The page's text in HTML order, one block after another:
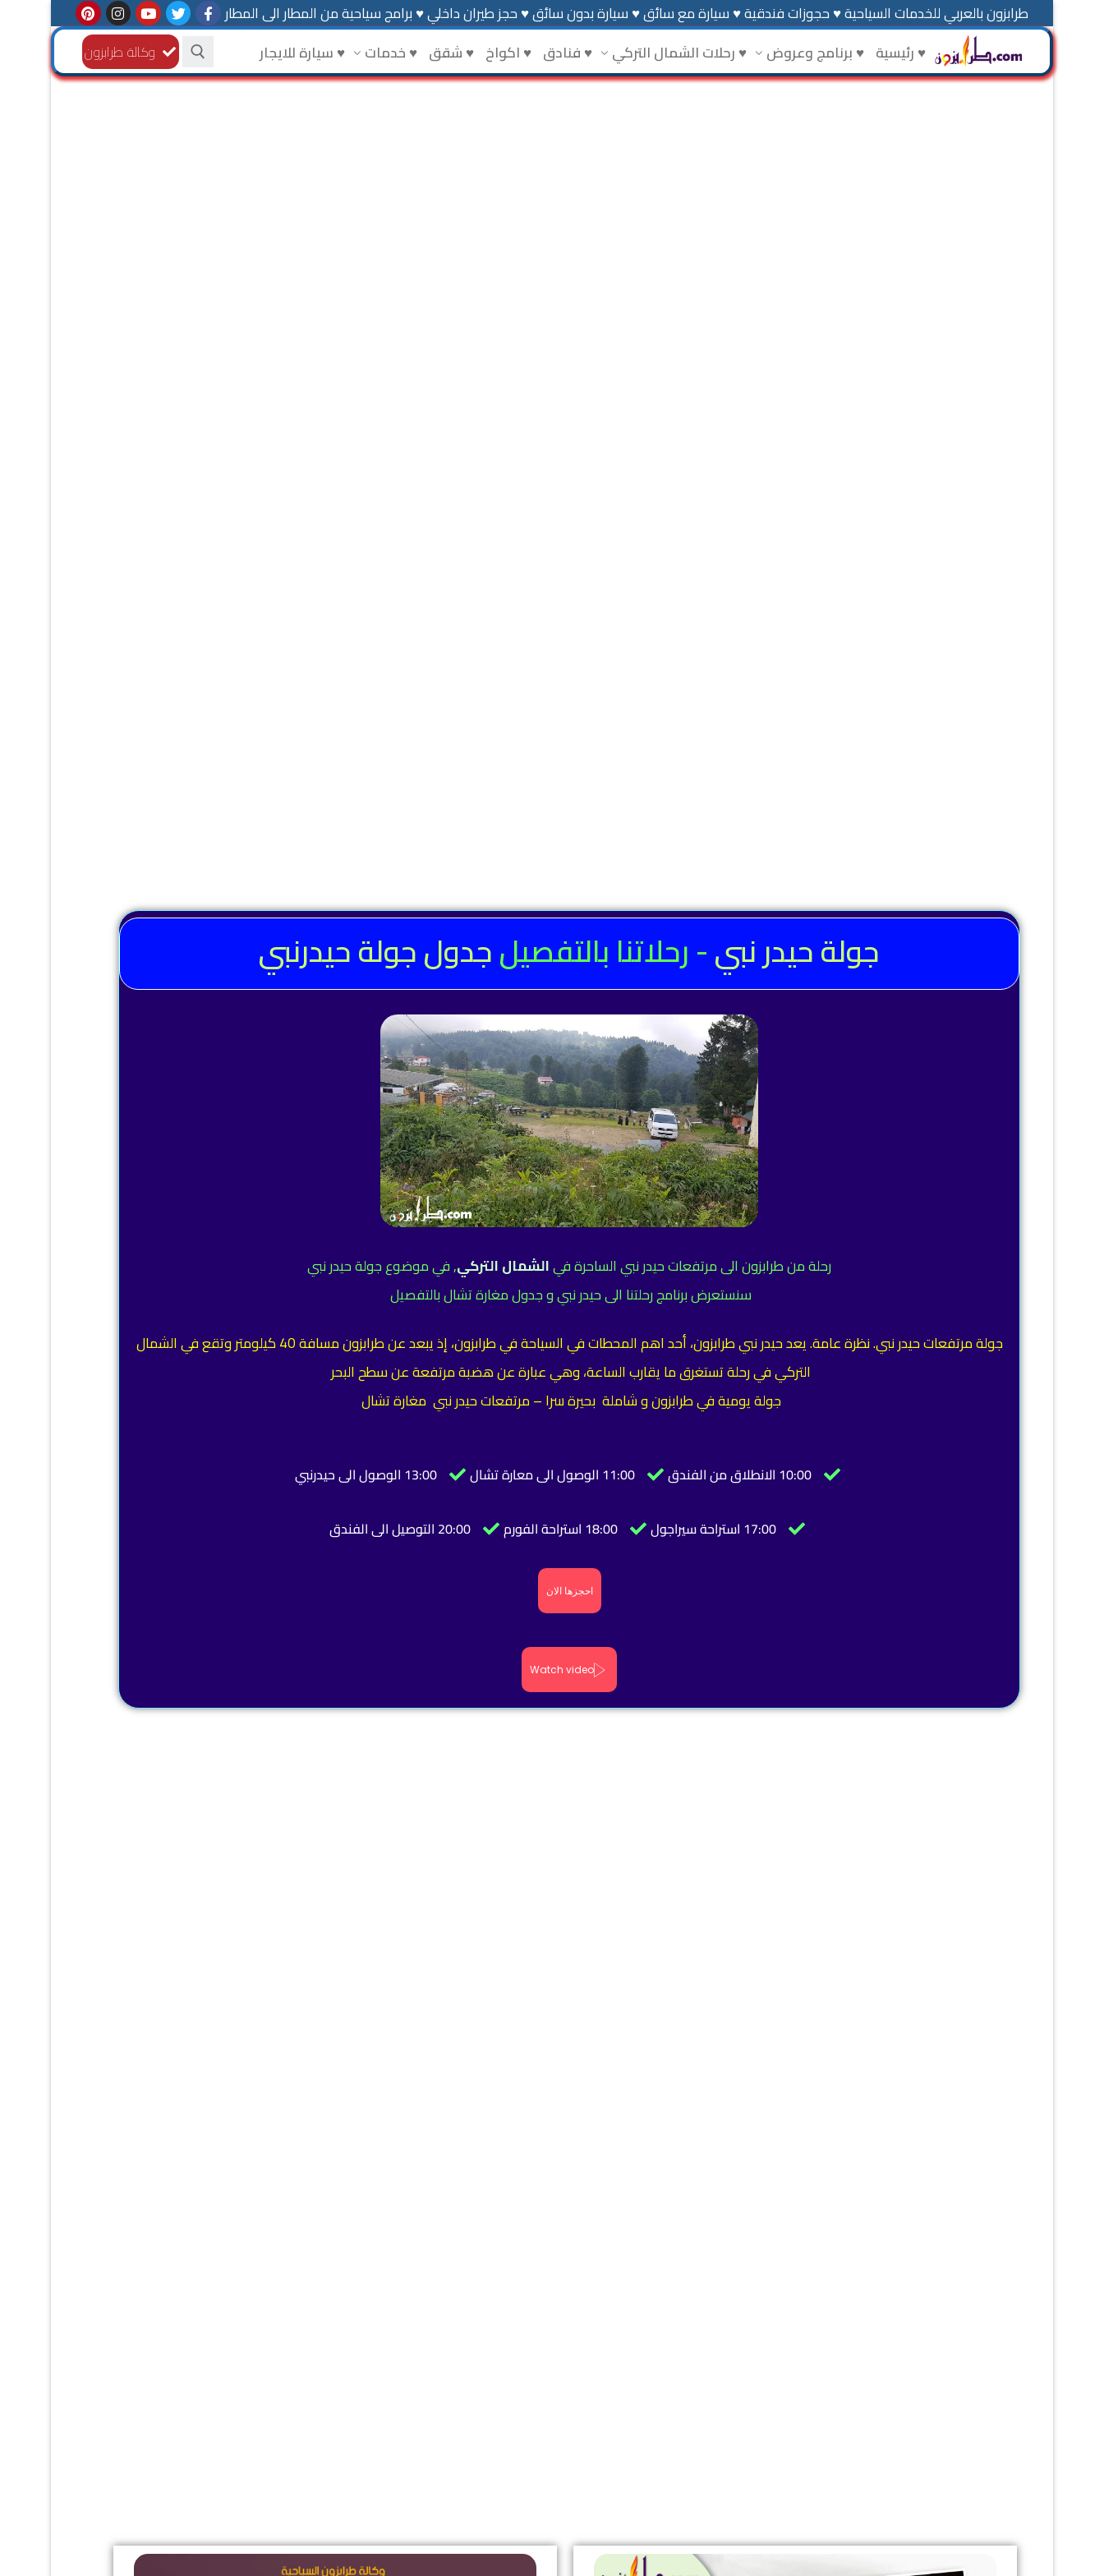
طرابزون بالعربي للخدمات السياحية ♥ حجوزات فندقية ♥ سيارة مع سائق ♥ سيارة بدون سائق ♥ حجز طيران داخلي ♥ برامج سياحية من المطار الى المطار
♥ رئيسية ♥ برنامج وعروض ♥ رحلات الشمال التركي ♥ فنادق ♥ اكواخ ♥ شقق ♥ خدمات ♥ سيارة للايجار وكالة طرابزون
جولة حيدر نبي- رحلاتنا بالتفصيلجدول جولة حيدرنبي
رحلة من طرابزون الى مرتفعات حيدر نبي الساحرة فيالشمال التركي, في موضوع جولة حيدر نبي
سنستعرض برنامج رحلتنا الى حيدر نبي و جدول مغارة تشال بالتفصيل
جولة مرتفعات حيدر نبي. نظرة عامة. يعد حيدر نبي طرابزون، أحد اهم المحطات في السياحة في طرابزون، إذ يبعد عن طرابزون مسافة 40 كيلومتر وتقع في الشمال
التركي في رحلة تستغرق ما يقارب الساعة، وهي عبارة عن هضبة مرتفعة عن سطح البحر
جولة يومية في طرابزون و شاملة بحيرة سرا – مرتفعات حيدر نبي مغارة تشال
10:00 الانطلاق من الفندق 11:00 الوصول الى معارة تشال 13:00 الوصول الى حيدرنبي
17:00 استراحة سيراجول 18:00 استراحة الفورم 20:00 التوصيل الى الفندق
احجزها الان
Watch video